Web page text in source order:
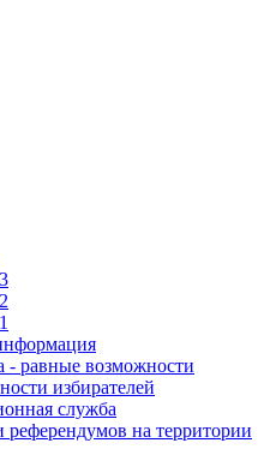
- равные возможности
избирателей
служба
на территории